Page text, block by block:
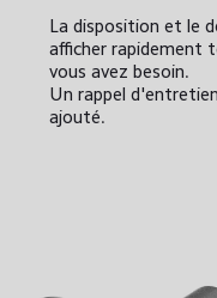
La disposition et le
afficher rapidement
vous avez besoin.
Un rappel
ajouté.